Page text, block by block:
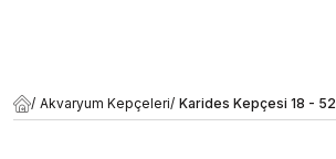
/ Akvaryum Kepçeleri/ Karides Kepçesi 18 -